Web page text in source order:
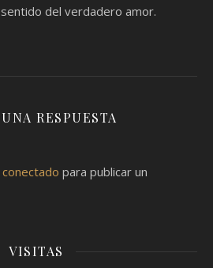
del verdadero amor.
RESPUESTA
conectado para publicar un
VISITAS